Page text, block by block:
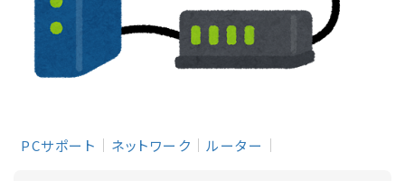
PCサポート ネットワーク ルーター